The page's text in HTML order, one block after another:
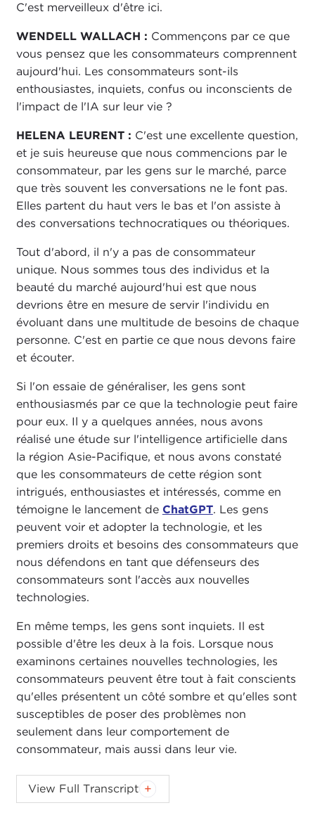
C'est merveilleux d'être ici.
WENDELL WALLACH : Commençons par ce que
vous pensez que les consommateurs comprennent
aujourd'hui. Les consommateurs sont-ils
enthousiastes, inquiets, confus ou inconscients de
l'impact de l'IA sur leur vie ?
HELENA LEURENT : C'est une excellente question,
et je suis heureuse que nous commencions par le
consommateur, par les gens sur le marché, parce
que très souvent les conversations ne le font pas.
Elles partent du haut vers le bas et l'on assiste à
des conversations technocratiques ou théoriques.
Tout d'abord, il n'y a pas de consommateur
unique. Nous sommes tous des individus et la
beauté du marché aujourd'hui est que nous
devrions être en mesure de servir l'individu en
évoluant dans une multitude de besoins de chaque
personne. C'est en partie ce que nous devons faire
et écouter.
Si l'on essaie de généraliser, les gens sont
enthousiasmés par ce que la technologie peut faire
pour eux. Il y a quelques années, nous avons
réalisé une étude sur l'intelligence artificielle dans
la région Asie-Pacifique, et nous avons constaté
que les consommateurs de cette région sont
intrigués, enthousiastes et intéressés, comme en
témoigne le lancement de ChatGPT. Les gens
peuvent voir et adopter la technologie, et les
premiers droits et besoins des consommateurs que
nous défendons en tant que défenseurs des
consommateurs sont l'accès aux nouvelles
technologies.
En même temps, les gens sont inquiets. Il est
possible d'être les deux à la fois. Lorsque nous
examinons certaines nouvelles technologies, les
consommateurs peuvent être tout à fait conscients
qu'elles présentent un côté sombre et qu'elles sont
susceptibles de poser des problèmes non
seulement dans leur comportement de
consommateur, mais aussi dans leur vie.
Back to this study that I mentioned before: There
is a great awareness that our world is changing. Is
View Full Transcript